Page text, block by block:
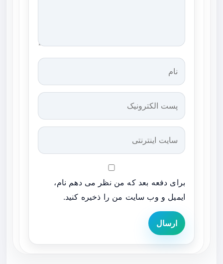
برای دفعه بعد که من نظر می دهم نام،
ایمیل و وب سایت من را ذخیره کنید.
ارسال